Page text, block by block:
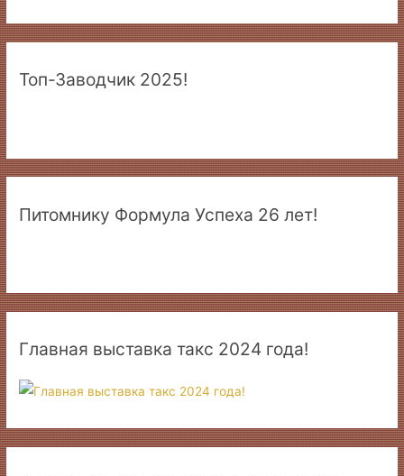
Топ-Заводчик 2025!
Питомнику Формула Успеха 26 лет!
Главная выставка такс 2024 года!